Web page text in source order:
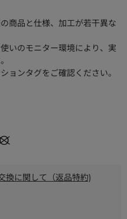
商品と仕様、加工が若干異な
いのモニター環境により、実
ョンタグをご確認ください。
換に関して（返品特約)